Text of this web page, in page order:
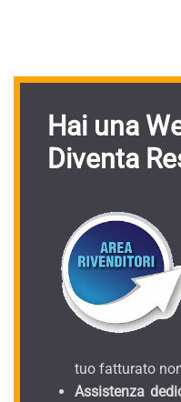
Hai una
Diventa
tuo fatturato
Assistenza